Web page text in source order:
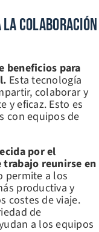
Colaboración
beneficios para
Esta tecnología
colaborar y
y eficaz. Esto es
con equipos de
por el
trabajo reunirse en
permite a los
productiva y
costes de viaje.
de
a los equipos